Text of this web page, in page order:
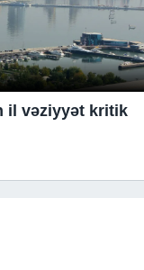
il vəziyyət kritik